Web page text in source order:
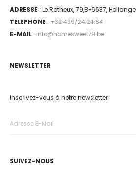
ADRESSE : Le Rotheux, 79,B-6637, Hollange
TELEPHONE : +32 499/24.24.84
E-MAIL : info@homesweet79.be
NEWSLETTER
Inscrivez-vous à notre newsletter
SUIVEZ-NOUS